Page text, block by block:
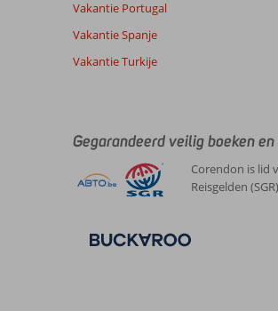
Ervaringen
van onze
klanten
Taal
Roel
Nederland
Met partner
24 oktober 2025
Agia
Het
strand
de
zee
Ligging
10
Prijs/kwaliteit 9
Eten
10
Kindvriendelijk
Wifi kwaliteit
Vakantie Portugal
Vakantie Spanje
Vakantie Turkije
Gegarandeerd veilig boeken
Corendon is lid
Reisgelden